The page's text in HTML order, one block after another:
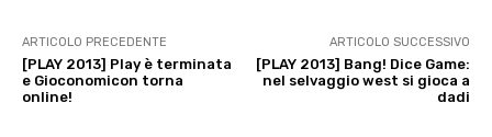
ARTICOLO PRECEDENTE
[PLAY 2013] Play è terminata
e Gioconomicon torna
online!
ARTICOLO SUCCESSIVO
[PLAY 2013] Bang! Dice Game:
nel selvaggio west si gioca a
dadi